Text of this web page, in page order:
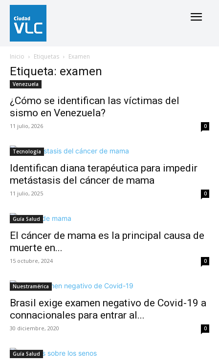
Inicio Etiquetas Examen
Etiqueta: examen
Venezuela
¿Cómo se identifican las víctimas del
sismo en Venezuela?
11 julio, 2026 0
Tecnología
Identifican diana terapéutica para impedir
metástasis del cáncer de mama
11 julio, 2025 0
Guía Salud
El cáncer de mama es la principal causa de
muerte en...
15 octubre, 2024 0
Nuestramérica
Brasil exige examen negativo de Covid-19 a
connacionales para entrar al...
30 diciembre, 2020 0
Guía Salud